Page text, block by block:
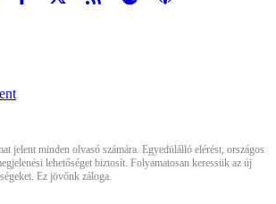
jelent minden olvasó számára. Egyedülálló elérést, országos
lehetőséget biztosít. Folyamatosan keressük az új
Ez jövőnk záloga.